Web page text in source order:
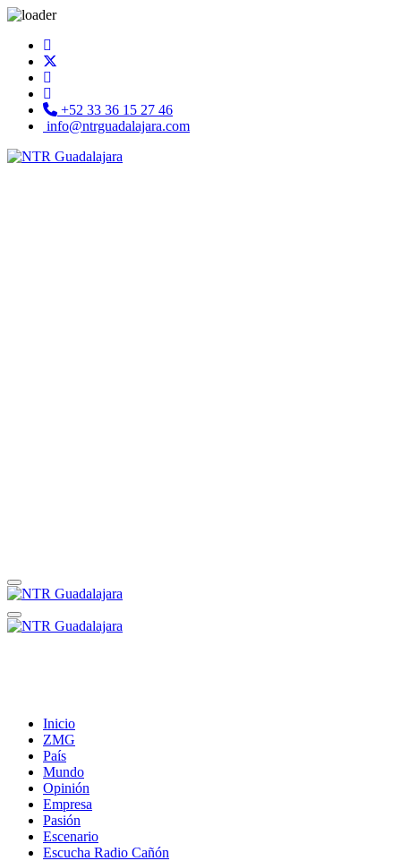
+52 33 36 15 27 46
info@ntrguadalajara.com
Inicio
ZMG
País
Mundo
Opinión
Empresa
Pasión
Escenario
Escucha Radio Cañón